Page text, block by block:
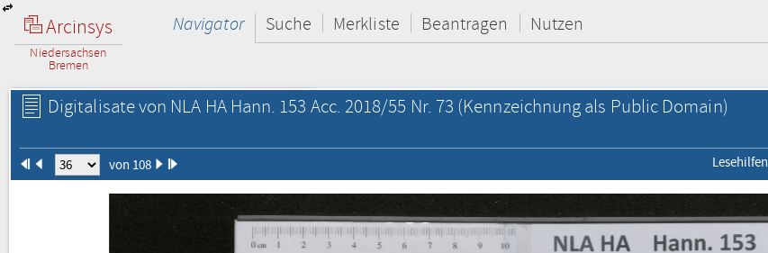
Arcinsys
Niedersachsen
Bremen
Navigator Suche Merkliste Beantragen Nutzen
Digitalisate von NLA HA Hann. 153 Acc. 2018/55 Nr. 73 (Kennzeichnung als Public Domain)
von 108 Lesehilfen